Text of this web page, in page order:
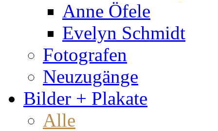
Anne Öfele
Evelyn Schmidt
Fotografen
Neuzugänge
Bilder + Plakate
Alle